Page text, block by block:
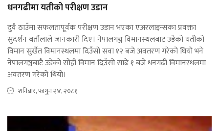
धनगढीमा यतीको परीक्षण उडान
दुवै ठाउँमा सफलतापूर्वक परीक्षण उडान भएका एअरलाइन्सका प्रवक्ता
सुदर्शन बर्तौलाले जानकारी दिए। नेपालगञ्ज विमानस्थलबाट उडेको यतीको
विमान सुर्खेत विमानस्थलमा दिउँसो सवा १२ बजे अवतरण गरेको थियो भने
नेपालगञ्जबाटै उडेको सोही विमान दिउँसो साढे १ बजे धनगढी विमानस्थलमा
अवतरण गरेको थियो।
शनिबार, फागुन २४, २०८१